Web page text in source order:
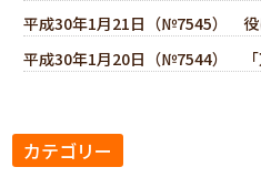
平成30年1月21日（№7545） 役
平成30年1月20日（№7544） 「
カテゴリー